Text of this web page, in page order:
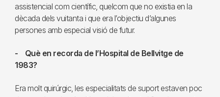
assistencial com científic, quelcom que no existia en la
dècada dels vuitanta i que era l’objectiu d’algunes
persones amb especial visió de futur.
- Què en recorda de l’Hospital de Bellvitge de
1983?
Era molt quirúrgic, les especialitats de suport estaven poc